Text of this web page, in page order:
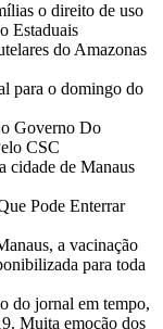
o direito de uso
Estaduais
do Amazonas
para o domingo do
Governo Do
CSC
cidade de Manaus
Pode Enterrar
a vacinação
para toda
do jornal em tempo,
Muita emoção dos